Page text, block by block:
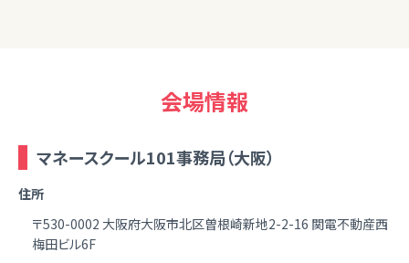
会場情報
マネースクール101事務局（大阪）
住所
〒530-0002 大阪府大阪市北区曽根崎新地2-2-16 関電不動産西
梅田ビル6F